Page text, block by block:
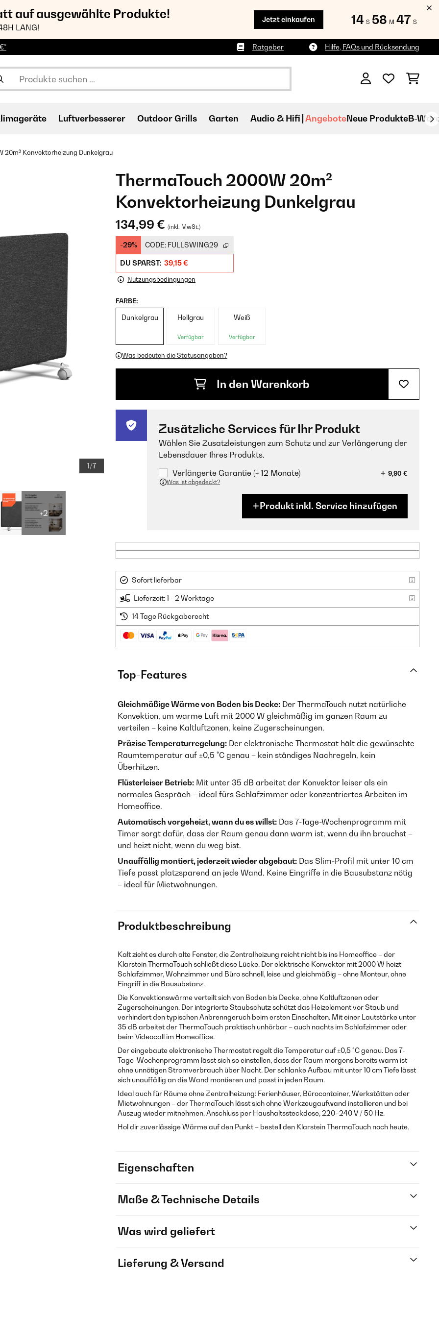
auf ausgewählte Produkte!
LANG!
Jetzt einkaufen 14 S 58 M 45 S
Ratgeber Hilfe, FAQs und Rücksendung
Luftverbesserer Outdoor Grills Garten Audio & Hifi AngeboteNeue ProdukteB-
20m² Konvektorheizung Dunkelgrau
1/7
+2
ThermaTouch 2000W 20m²
Konvektorheizung Dunkelgrau
134,99 € (inkl. MwSt.)
-29% CODE: FULLSWING29
DU SPARST: 39,15 €
Nutzungsbedingungen
FARBE:
Dunkelgrau Hellgrau
Verfügbar
Weiß
Verfügbar
Was bedeuten die Statusangaben?
In den Warenkorb
Zusätzliche Services für Ihr Produkt
Wählen Sie Zusatzleistungen zum Schutz und zur Verlängerung der
Lebensdauer Ihres Produkts.
Verlängerte Garantie (+ 12 Monate)
9,90 €
Was ist abgedeckt?
Produkt inkl. Service hinzufügen
Sofort lieferbar
Lieferzeit: 1 - 2 Werktage
14 Tage Rückgaberecht
Top-Features
Gleichmäßige Wärme von Boden bis Decke: Der ThermaTouch nutzt natürliche
Konvektion, um warme Luft mit 2000 W gleichmäßig im ganzen Raum zu
verteilen – keine Kaltluftzonen, keine Zugerscheinungen.
Präzise Temperaturregelung: Der elektronische Thermostat hält die gewünschte
Raumtemperatur auf ±0,5 °C genau – kein ständiges Nachregeln, kein
Überhitzen.
Flüsterleiser Betrieb: Mit unter 35 dB arbeitet der Konvektor leiser als ein
normales Gespräch – ideal fürs Schlafzimmer oder konzentriertes Arbeiten im
Homeoffice.
Automatisch vorgeheizt, wann du es willst: Das 7-Tage-Wochenprogramm mit
Timer sorgt dafür, dass der Raum genau dann warm ist, wenn du ihn brauchst –
und heizt nicht, wenn du weg bist.
Unauffällig montiert, jederzeit wieder abgebaut: Das Slim-Profil mit unter 10 cm
Tiefe passt platzsparend an jede Wand. Keine Eingriffe in die Bausubstanz nötig
– ideal für Mietwohnungen.
Produktbeschreibung
Kalt zieht es durch alte Fenster, die Zentralheizung reicht nicht bis ins Homeoffice – der
Klarstein ThermaTouch schließt diese Lücke. Der elektrische Konvektor mit 2000 W heizt
Schlafzimmer, Wohnzimmer und Büro schnell, leise und gleichmäßig – ohne Monteur, ohne
Eingriff in die Bausubstanz.
Die Konvektionswärme verteilt sich von Boden bis Decke, ohne Kaltluftzonen oder
Zugerscheinungen. Der integrierte Staubschutz schützt das Heizelement vor Staub und
verhindert den typischen Anbrenngeruch beim ersten Einschalten. Mit einer Lautstärke unter
35 dB arbeitet der ThermaTouch praktisch unhörbar – auch nachts im Schlafzimmer oder
beim Videocall im Homeoffice.
Der eingebaute elektronische Thermostat regelt die Temperatur auf ±0,5 °C genau. Das 7-
Tage-Wochenprogramm lässt sich so einstellen, dass der Raum morgens bereits warm ist –
ohne unnötigen Stromverbrauch über Nacht. Der schlanke Aufbau mit unter 10 cm Tiefe lässt
sich unauffällig an die Wand montieren und passt in jeden Raum.
Ideal auch für Räume ohne Zentralheizung: Ferienhäuser, Bürocontainer, Werkstätten oder
Mietwohnungen – der ThermaTouch lässt sich ohne Werkzeugaufwand installieren und bei
Auszug wieder mitnehmen. Anschluss per Haushaltssteckdose, 220–240 V / 50 Hz.
Hol dir zuverlässige Wärme auf den Punkt – bestell den Klarstein ThermaTouch noch heute.
Eigenschaften
Maße & Technische Details
Was wird geliefert
Lieferung & Versand